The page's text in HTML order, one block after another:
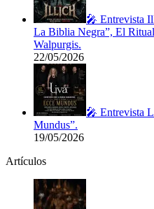
🎤 Entrevista
La Biblia Negra”, El
Walpurgis.
22/05/2026
🎤 Entrevista
Mundus”.
19/05/2026
Artículos